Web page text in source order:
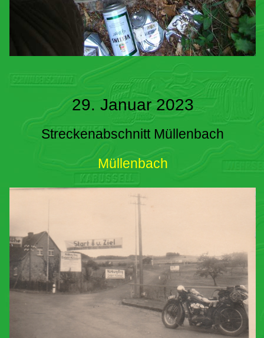
29. Januar 2023
Streckenabschnitt Müllenbach
Müllenbach